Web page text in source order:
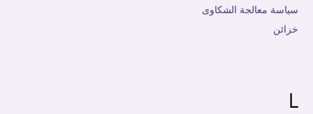
سياسة معالجة الشكاوى
خزائن
L